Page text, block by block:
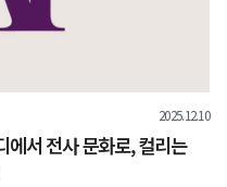
2025.12.10
에서 전사 문화로, 컬리는